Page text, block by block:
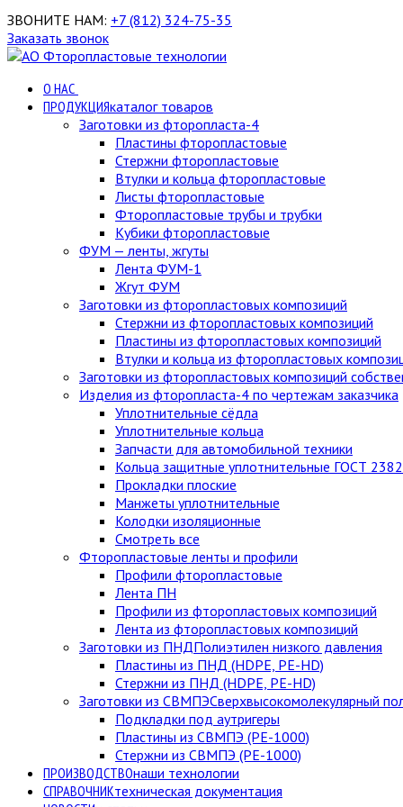
ЗВОНИТЕ НАМ: +7 (812) 324-75-35
Заказать звонок
О НАС
ПРОДУКЦИЯкаталог товаров
Заготовки из фторопласта-4
Пластины фторопластовые
Стержни фторопластовые
Втулки и кольца фторопластовые
Листы фторопластовые
Фторопластовые трубы и трубки
Кубики фторопластовые
ФУМ — ленты, жгуты
Лента ФУМ-1
Жгут ФУМ
Заготовки из фторопластовых композиций
Стержни из фторопластовых композиций
Пластины из фторопластовых композиций
Втулки и кольца из фторопластовых
Заготовки из фторопластовых композиций
Изделия из фторопласта-4 по чертежам заказчика
Уплотнительные сёдла
Уплотнительные кольца
Запчасти для автомобильной техники
Кольца защитные уплотнительные ГОСТ
Прокладки плоские
Манжеты уплотнительные
Колодки изоляционные
Смотреть все
Фторопластовые ленты и профили
Профили фторопластовые
Лента ПН
Профили из фторопластовых композиций
Лента из фторопластовых композиций
Заготовки из ПНДПолиэтилен низкого давления
Пластины из ПНД (HDPE, PE-HD)
Стержни из ПНД (HDPE, PE-HD)
Заготовки из СВМПЭСверхвысокомолекулярный
Подкладки под аутригеры
Пластины из СВМПЭ (PE-1000)
Стержни из СВМПЭ (PE-1000)
ПРОИЗВОДСТВОнаши технологии
СПРАВОЧНИКтехническая документация